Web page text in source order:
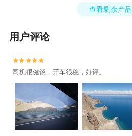
查看剩余产品
用户评论


司机很健谈，开车很稳，好评。